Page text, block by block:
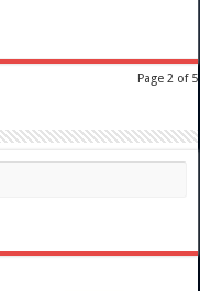
Page 2 of 5